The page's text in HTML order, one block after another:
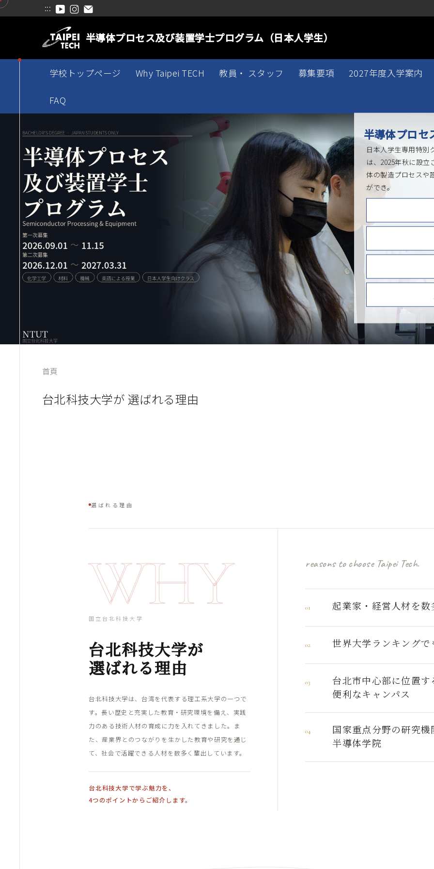
跳
:::
半導体プロセス及び装置学士プログラム（日本人学生）
学校トップページ Why Taipei TECH 教員・ スタッフ 募集要項 2027年度入学案内
FAQ
半導体プロセ
日本人学生専用特別
は、2025年秋に設
体の製造プロセスや
ができ。
首頁
台北科技大学が 選ばれる理由
選ばれる理由
WHY
国立台北科技大学
台北科技大学が
選ばれる理由
台北科技大学は、台湾を代表する理工系大学の一つで
す。長い歴史と充実した教育・研究環境を備え、実践
力のある技術人材の育成に力を入れてきました。ま
た、産業界とのつながりを生かした教育や研究を通じ
て、社会で活躍できる人材を数多く輩出しています。
台北科技大学で学ぶ魅力を、
4つのポイントからご紹介します。
reasons to choose Taipei Tech.
01 起業家・経営人材を数
02 世界大学ランキングで
03
台北市中心部に位置す
便利なキャンパス
04
国家重点分野の研究機
半導体学院